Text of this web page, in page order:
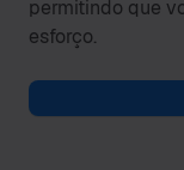
permitindo que
esforço.